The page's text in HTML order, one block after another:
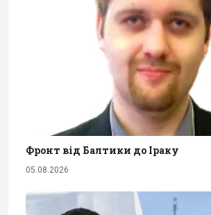
Фронт від Балтики до Іраку
05.08.2026